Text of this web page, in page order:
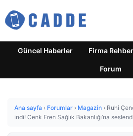
Güncel Haberler Firma
Forum
Ana sayfa › Forumlar › Magazin › Ruhi
indi! Cenk Eren Sağlık Bakanlığı’na seslendi